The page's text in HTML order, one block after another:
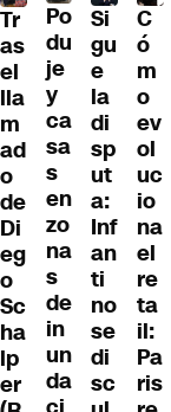
Tr
as
el
lla
m
ad
o
de
Di
eg
o
Sc
ha
lp
er
Po
du
je
y
ca
sa
s
en
zo
na
s
de
in
un
da
Si
gu
e
la
di
sp
ut
a:
Inf
an
ti
no
se
di
sc
C
ó
m
o
ev
ol
uc
io
na
el
re
ta
il:
Pa
ris